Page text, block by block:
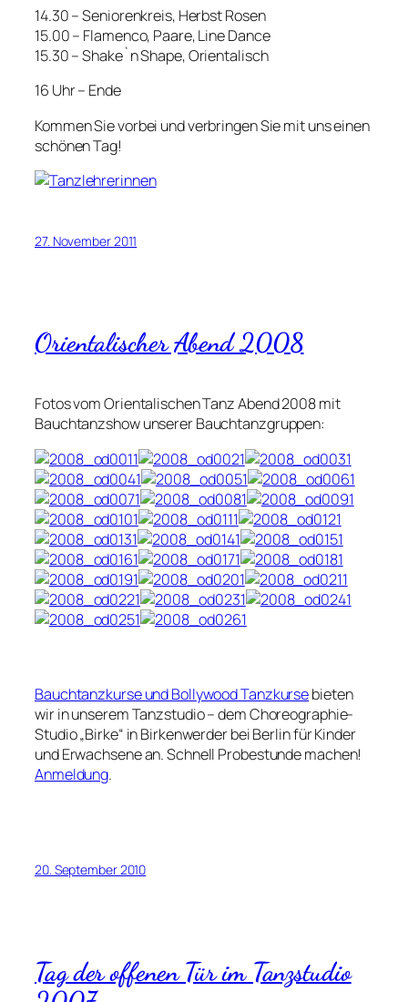
14.30 – Seniorenkreis, Herbst Rosen
15.00 – Flamenco, Paare, Line Dance
15.30 – Shake`n Shape, Orientalisch
16 Uhr – Ende
Kommen Sie vorbei und verbringen Sie mit uns einen
schönen Tag!
27. November 2011
Orientalischer Abend 2008
Fotos vom Orientalischen Tanz Abend 2008 mit
Bauchtanzshow unserer Bauchtanzgruppen:
Bauchtanzkurse und Bollywood Tanzkursebieten
wir in unserem Tanzstudio – dem Choreographie-
Studio „Birke“ in Birkenwerder bei Berlin für Kinder
und Erwachsene an. Schnell Probestunde machen!
Anmeldung.
20. September 2010
Tag der offenen Tür im Tanzstudio